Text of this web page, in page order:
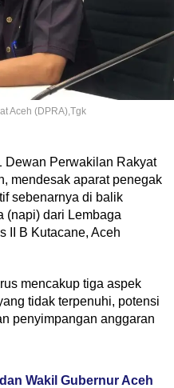
Aceh (DPRA),Tgk
Dewan Perwakilan Rakyat
mendesak aparat penegak
sebenarnya di balik
(napi) dari Lembaga
II B Kutacane, Aceh
mencakup tiga aspek
tidak terpenuhi, potensi
penyimpangan anggaran
Wakil Gubernur Aceh